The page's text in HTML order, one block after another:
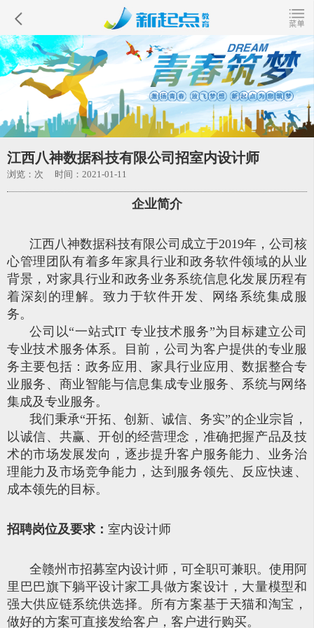
江西八神数据科技有限公司招室内设计师
浏览： 次 时间：2021-01-11
企业简介
江西八神数据科技有限公司成立于2019年，公司核
心管理团队有着多年家具行业和政务软件领域的从业
背景，对家具行业和政务业务系统信息化发展历程有
着深刻的理解。致力于软件开发、网络系统集成服
务。
公司以“一站式IT 专业技术服务”为目标建立公司
专业技术服务体系。目前，公司为客户提供的专业服
务主要包括：政务应用、家具行业应用、数据整合专
业服务、商业智能与信息集成专业服务、系统与网络
集成及专业服务。
我们秉承“开拓、创新、诚信、务实”的企业宗旨，
以诚信、共赢、开创的经营理念，准确把握产品及技
术的市场发展发向，逐步提升客户服务能力、业务治
理能力及市场竞争能力，达到服务领先、反应快速、
成本领先的目标。
招聘岗位及要求： 室内设计师
全赣州市招募室内设计师，可全职可兼职。使用阿
里巴巴旗下躺平设计家工具做方案设计，大量模型和
强大供应链系统供选择。所有方案基于天猫和淘宝，
做好的方案可直接发给客户，客户进行购买。